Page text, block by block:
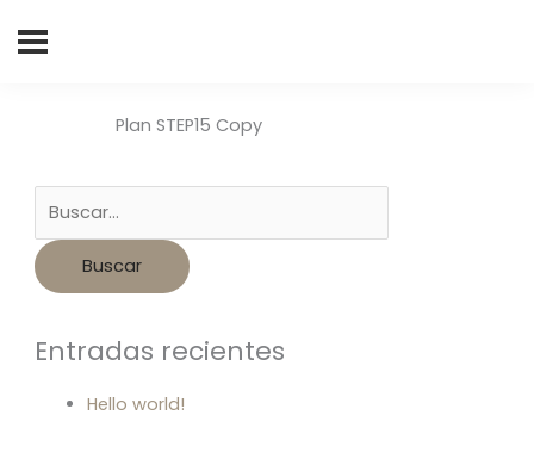
por:
Entradas recientes
Hello world!
Plan STEP15 Copy